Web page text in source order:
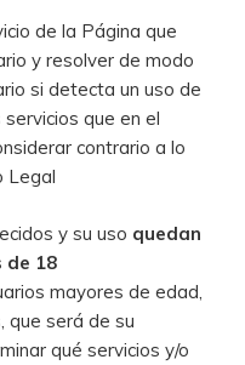
de la Página que
y resolver de modo
si detecta un uso de
que en el
contrario a lo
Legal
y su uso quedan
de 18
mayores de edad,
que será de su
qué servicios y/o